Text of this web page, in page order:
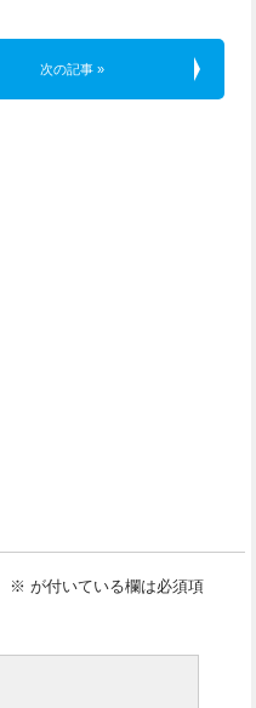
次の記事 »
※ が付いている欄は必須項